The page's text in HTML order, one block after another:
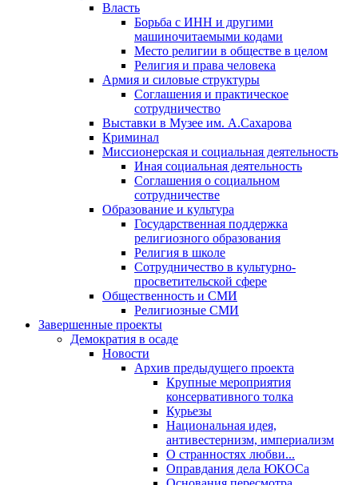
Власть
Борьба с ИНН и другими
машиночитаемыми кодами
Место религии в обществе в целом
Религия и права человека
Армия и силовые структуры
Соглашения и практическое
сотрудничество
Выставки в Музее им. А.Сахарова
Криминал
Миссионерская и социальная деятельность
Иная социальная деятельность
Соглашения о социальном
сотрудничестве
Образование и культура
Государственная поддержка
религиозного образования
Религия в школе
Сотрудничество в культурно-
просветительской сфере
Общественность и СМИ
Религиозные СМИ
Завершенные проекты
Демократия в осаде
Новости
Архив предыдущего проекта
Крупные мероприятия
консервативного толка
Курьезы
Национальная идея,
антивестернизм, империализм
О странностях любви...
Оправдания дела ЮКОСа